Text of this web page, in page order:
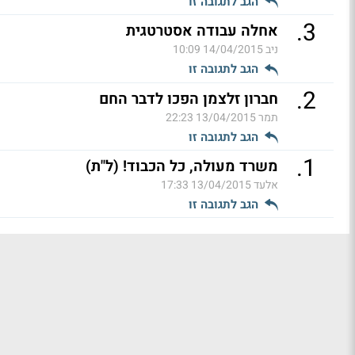
3
. אחלה עבודה אסטרטגית
ניב14/04/2015 10:09
הגב לתגובה זו
2
. חברון זלצמן הפכו לדבר החם
תמר13/04/2015 22:23
הגב לתגובה זו
1
. משרד מעולה, כל הכבוד! (ל"ת)
אלעד13/04/2015 17:33
הגב לתגובה זו